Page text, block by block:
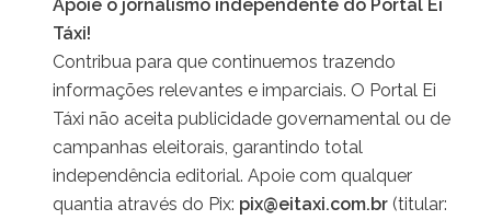
Apoie o jornalismo independente do Portal Ei
Táxi!
Contribua para que continuemos trazendo
informações relevantes e imparciais. O Portal Ei
Táxi não aceita publicidade governamental ou de
campanhas eleitorais, garantindo total
independência editorial. Apoie com qualquer
quantia através do Pix: pix@eitaxi.com.br (titular: